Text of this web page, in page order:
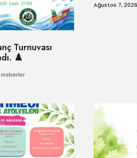
Turnuvası
♟️
Haberler
Ağustos 7, 2026